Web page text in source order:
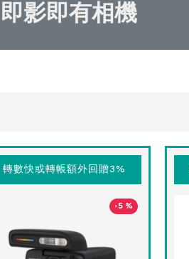
即影即有相機
轉數快或轉帳額外回贈3%
-5 %